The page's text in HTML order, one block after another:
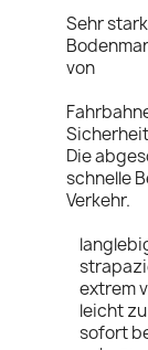
Sehr
von
Die
schnelle
Verkehr.
extrem
leicht
sofort